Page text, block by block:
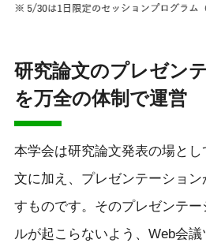
研究論文のプレゼン
を万全の体制で運営
本学会は研究論文発表の場と
文に加え、プレゼンテーショ
すものです。そのプレゼンテ
ルが起こらないよう、Web会